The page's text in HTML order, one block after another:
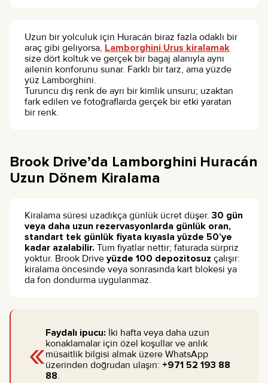
Uzun bir yolculuk için Huracán biraz fazla odaklı bir
araç gibi geliyorsa, Lamborghini Urus kiralamak
size dört koltuk ve gerçek bir bagaj alanıyla aynı
ailenin konforunu sunar. Farklı bir tarz, ama yüzde
yüz Lamborghini.
Turuncu dış renk de ayrı bir kimlik unsuru; uzaktan
fark edilen ve fotoğraflarda gerçek bir etki yaratan
bir renk.
Brook Drive’da Lamborghini Huracán
Uzun Dönem Kiralama
Kiralama süresi uzadıkça günlük ücret düşer. 30 gün
veya daha uzun rezervasyonlarda günlük oran,
standart tek günlük fiyata kıyasla yüzde 50’ye
kadar azalabilir. Tüm fiyatlar nettir; faturada sürpriz
yoktur. Brook Drive yüzde 100 depozitosuz çalışır:
kiralama öncesinde veya sonrasında kart blokesi ya
da fon dondurma uygulanmaz.
«Faydalı ipucu: İki hafta veya daha uzun
konaklamalar için özel koşullar ve anlık
müsaitlik bilgisi almak üzere WhatsApp
üzerinden doğrudan ulaşın: +971 52 193 88
88.